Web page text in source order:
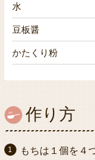
水
豆板醤
かたくり粉
作り方
もちは１個を４